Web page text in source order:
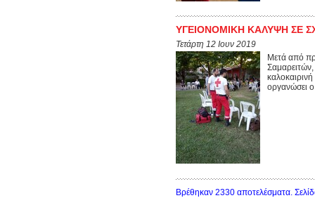
ΥΓΕΙΟΝΟΜΙΚΗ ΚΑΛΥΨΗ ΣΕ
Τετάρτη 12 Ιουν 2019
Μετά από
οργανώσει
Βρέθηκαν 2330 αποτελέσματα.